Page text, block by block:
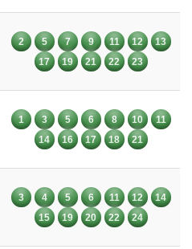
2 5 7 9 11 12
13
17
19 21 22 23
1 3 5 6 8 10
11
14
16 17 18 21
3 4 5 6 11 12
14
15
19 20 22 24